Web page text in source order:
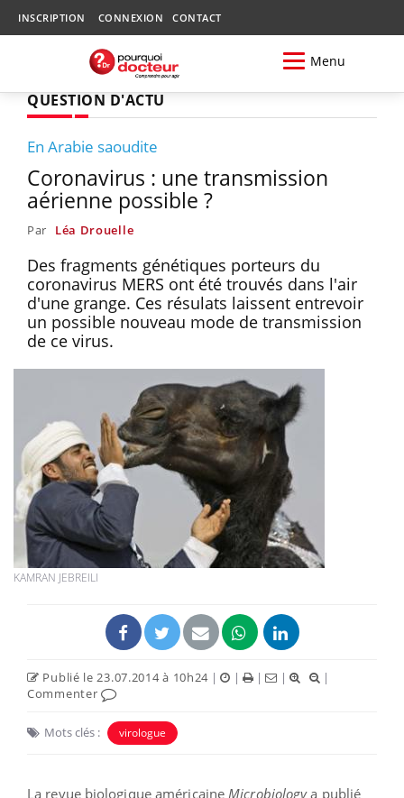
INSCRIPTION CONNEXION CONTACT
Menu
QUESTION D'ACTU
En Arabie saoudite
Coronavirus : une transmission
aérienne possible ?
Par Léa Drouelle
Des fragments génétiques porteurs du
coronavirus MERS ont été trouvés dans l'air
d'une grange. Ces résulats laissent entrevoir
un possible nouveau mode de transmission
de ce virus.
KAMRAN JEBREILI
Publié le 23.07.2014 à 10h24 | | | |
|
Commenter
Mots clés : virologue
La revue biologique américaine Microbiologya publié